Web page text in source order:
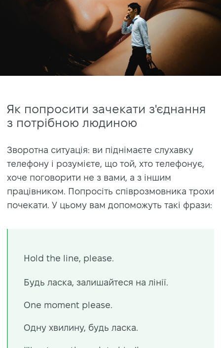
Як попросити зачекати з'єднання
з потрібною людиною
Зворотна ситуація: ви піднімаєте слухавку
телефону і розумієте, що той, хто телефонує,
хоче поговорити не з вами, а з іншим
працівником. Попросіть співрозмовника трохи
почекати. У цьому вам допоможуть такі фрази:
Hold the line, please.
Будь ласка, залишайтеся на лінії.
One moment please.
Одну хвилину, будь ласка.